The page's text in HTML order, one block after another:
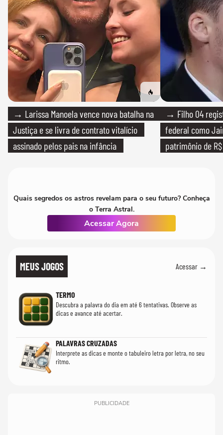
→ Larissa Manoela vence nova batalha na
Justiça e se livra de contrato vitalício
assinado pelos pais na infância
→ Filho 04
federal como
patrimônio de
Quais segredos os astros revelam para o seu futuro? Conheça
o Terra Astral.
Acessar Agora
MEUS JOGOS Acessar →
TERMO
Descubra a palavra do dia em até 6 tentativas. Observe as
dicas e avance até acertar.
PALAVRAS CRUZADAS
Interprete as dicas e monte o tabuleiro letra por letra, no seu
ritmo.
PUBLICIDADE